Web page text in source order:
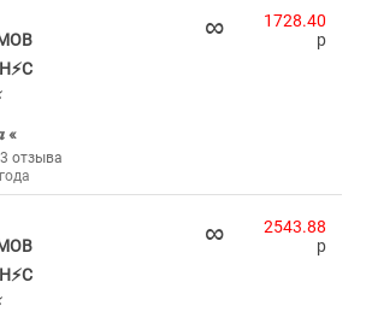
«
отзыва
∞
1728.40
p
∞
2543.88
p